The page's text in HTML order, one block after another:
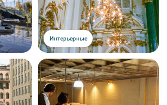
Интерьерные